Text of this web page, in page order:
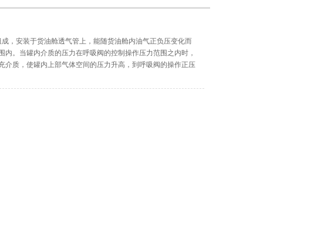
，安装于货油舱透气管上，能随货油舱内油气正负压变化而
。当罐内介质的压力在呼吸阀的控制操作压力范围之内时，
介质，使罐内上部气体空间的压力升高，到呼吸阀的操作正压
内压力不在继续增高；罐外的大气将顶开呼吸阀的负压阀